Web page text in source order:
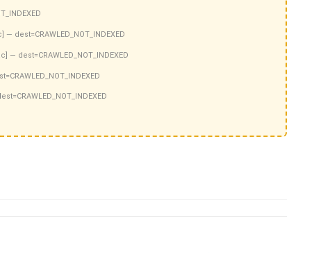
dest=CRAWLED_NOT_INDEXED
— dest=CRAWLED_NOT_INDEXED